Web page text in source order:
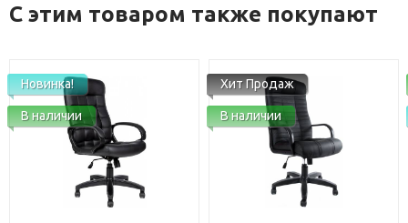
С этим товаром также покупают
Хит Продаж
В наличии
В наличии
Новинка!